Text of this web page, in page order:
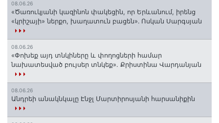
08.06.26
«Ծառուկյանի կազինոն փակեցին, որ Երևանում, իրենց
«կրիշայի» ներքո, խաղատուն բացեն»․ Ոսկան Սարգսյան
08.06.26
«Փոխեք այդ տնկիները և փողոցների համար
նախատեսված բույսեր տնկեք». Քրիստինա Վարդանյան
08.06.26
Անդրեի անակնկալը Էնջլ Մարտիրոսյանի հարսանիքին